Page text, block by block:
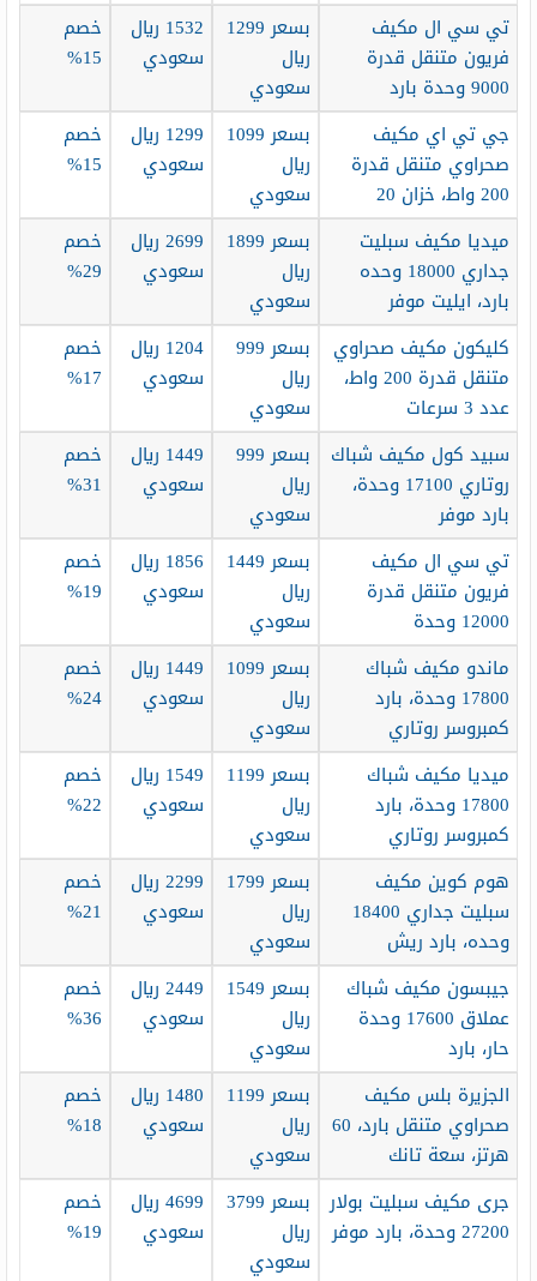
تي سي ال مكيف
فريون متنقل قدرة
9000 وحدة بارد
بسعر 1299
ريال
سعودي
1532 ريال
سعودي
خصم
15%
جي تي اي مكيف
صحراوي متنقل قدرة
200 واط، خزان 20
بسعر 1099
ريال
سعودي
1299 ريال
سعودي
خصم
15%
ميديا مكيف سبليت
جداري 18000 وحده
بارد، ايليت موفر
بسعر 1899
ريال
سعودي
2699 ريال
سعودي
خصم
29%
كليكون مكيف صحراوي
متنقل قدرة 200 واط،
عدد 3 سرعات
بسعر 999
ريال
سعودي
1204 ريال
سعودي
خصم
17%
سبيد كول مكيف شباك
روتاري 17100 وحدة،
بارد موفر
بسعر 999
ريال
سعودي
1449 ريال
سعودي
خصم
31%
تي سي ال مكيف
فريون متنقل قدرة
12000 وحدة
بسعر 1449
ريال
سعودي
1856 ريال
سعودي
خصم
19%
ماندو مكيف شباك
17800 وحدة، بارد
كمبروسر روتاري
بسعر 1099
ريال
سعودي
1449 ريال
سعودي
خصم
24%
ميديا مكيف شباك
17800 وحدة، بارد
كمبروسر روتاري
بسعر 1199
ريال
سعودي
1549 ريال
سعودي
خصم
22%
هوم كوين مكيف
سبليت جداري 18400
وحده، بارد ريش
بسعر 1799
ريال
سعودي
2299 ريال
سعودي
خصم
21%
جيبسون مكيف شباك
عملاق 17600 وحدة
حار، بارد
بسعر 1549
ريال
سعودي
2449 ريال
سعودي
خصم
36%
الجزيرة بلس مكيف
صحراوي متنقل بارد، 60
هرتز، سعة تانك
بسعر 1199
ريال
سعودي
1480 ريال
سعودي
خصم
18%
جرى مكيف سبليت بولار
27200 وحدة، بارد موفر
بسعر 3799
ريال
سعودي
4699 ريال
سعودي
خصم
19%